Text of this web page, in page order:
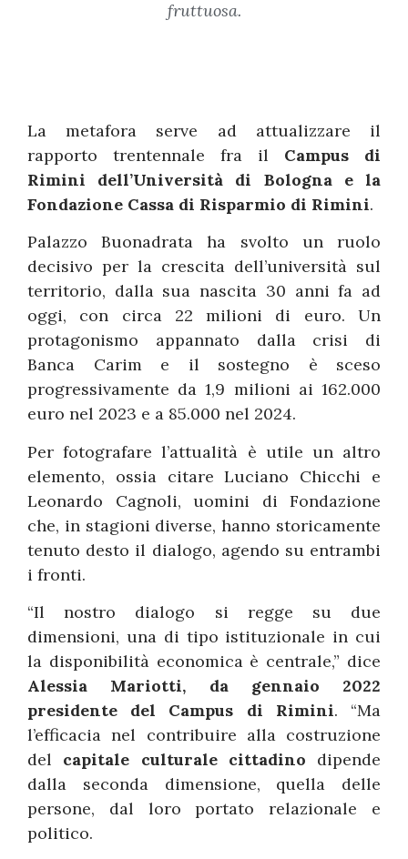
fruttuosa.
La metafora serve ad attualizzare il
rapporto trentennale fra il Campus di
Rimini dell’Università di Bologna e la
Fondazione Cassa di Risparmio di Rimini.
Palazzo Buonadrata ha svolto un ruolo
decisivo per la crescita dell’università sul
territorio, dalla sua nascita 30 anni fa ad
oggi, con circa 22 milioni di euro. Un
protagonismo appannato dalla crisi di
Banca Carim e il sostegno è sceso
progressivamente da 1,9 milioni ai 162.000
euro nel 2023 e a 85.000 nel 2024.
Per fotografare l’attualità è utile un altro
elemento, ossia citare Luciano Chicchi e
Leonardo Cagnoli, uomini di Fondazione
che, in stagioni diverse, hanno storicamente
tenuto desto il dialogo, agendo su entrambi
i fronti.
“Il nostro dialogo si regge su due
dimensioni, una di tipo istituzionale in cui
la disponibilità economica è centrale,” dice
Alessia Mariotti, da gennaio 2022
presidente del Campus di Rimini. “Ma
l’efficacia nel contribuire alla costruzione
del capitale culturale cittadino dipende
dalla seconda dimensione, quella delle
persone, dal loro portato relazionale e
politico.